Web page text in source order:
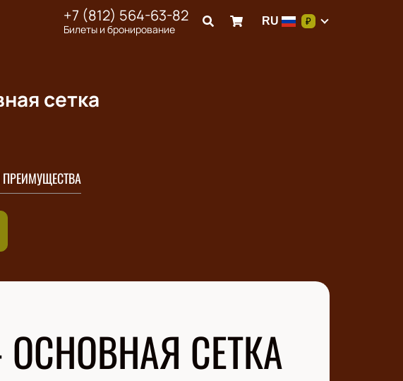
+7 (812) 564-63-82
Билеты и бронирование
RU ₽
сетка
- ОСНОВНАЯ СЕТКА